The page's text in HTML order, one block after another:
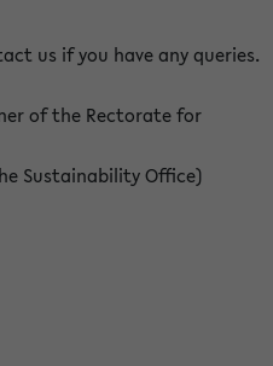
us if you have any queries.
of the Rectorate for
Sustainability Office)